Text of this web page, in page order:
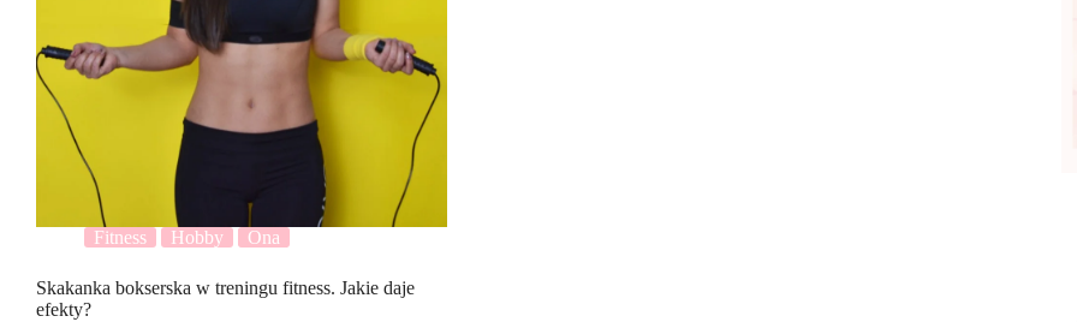
Fitness Hobby Ona
Skakanka bokserska w treningu fitness. Jakie daje
efekty?